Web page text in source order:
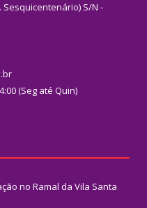
Sesquicentenário) S/N -
(Seg até Quin)
no Ramal da Vila Santa